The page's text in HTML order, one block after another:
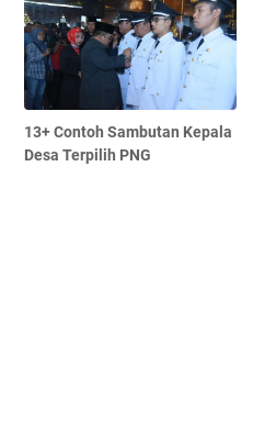
13+ Contoh Sambutan Kepala
Desa Terpilih PNG